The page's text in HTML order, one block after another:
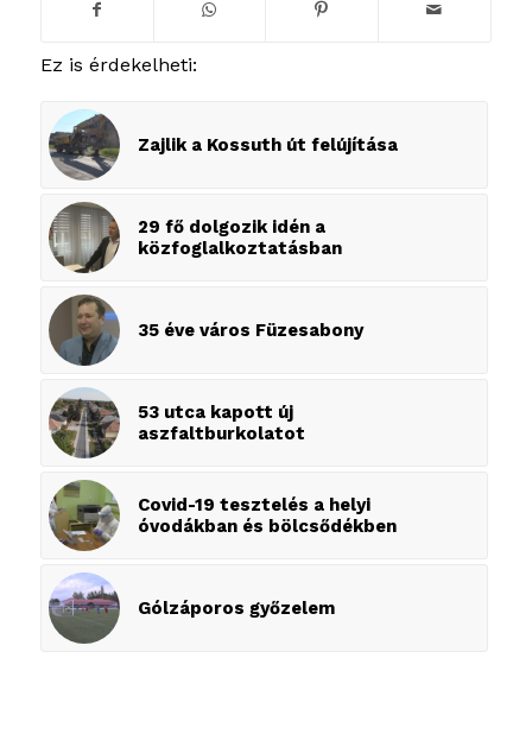
Ez is érdekelheti:
Zajlik a Kossuth út felújítása
29 fő dolgozik idén a
közfoglalkoztatásban
35 éve város Füzesabony
53 utca kapott új
aszfaltburkolatot
Covid-19 tesztelés a helyi
óvodákban és bölcsődékben
Gólzáporos győzelem